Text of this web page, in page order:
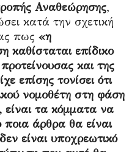
Αναθεώρησης,
κατά την σχετική
πως «η
καθίσταται επίδικο
και της
επίσης τονίσει ότι
νομοθέτη στη φάση
είναι τα κόμματα να
άρθρα θα είναι
είναι υποχρεωτικό